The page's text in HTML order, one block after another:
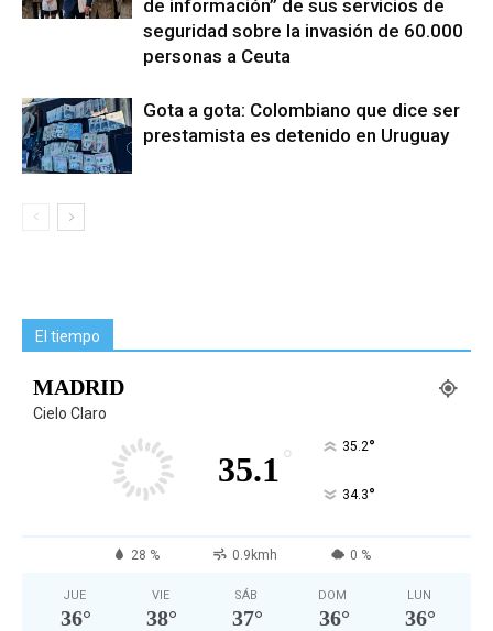
de información” de sus servicios de
seguridad sobre la invasión de 60.000
personas a Ceuta
Gota a gota: Colombiano que dice ser
prestamista es detenido en Uruguay
El tiempo
MADRID
Cielo Claro
35.1 ° 35.2°
34.3°
28 % 0.9kmh 0 %
JUE
36°
VIE
38°
SÁB
37°
DOM
36°
LUN
36°